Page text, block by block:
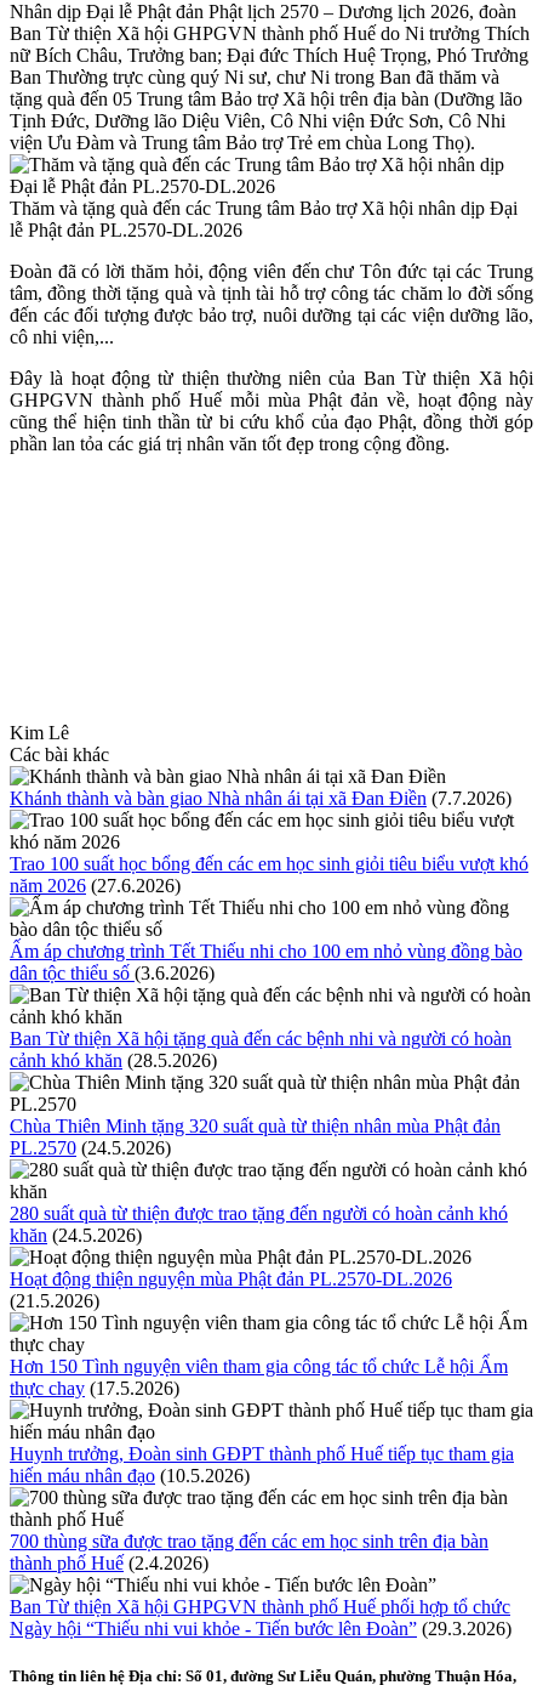
Nhân dịp Đại lễ Phật đản Phật lịch 2570 – Dương lịch 2026, đoàn
Ban Từ thiện Xã hội GHPGVN thành phố Huế do Ni trưởng Thích
nữ Bích Châu, Trưởng ban; Đại đức Thích Huệ Trọng, Phó Trưởng
Ban Thường trực cùng quý Ni sư, chư Ni trong Ban đã thăm và
tặng quà đến 05 Trung tâm Bảo trợ Xã hội trên địa bàn (Dưỡng lão
Tịnh Đức, Dưỡng lão Diệu Viên, Cô Nhi viện Đức Sơn, Cô Nhi
viện Ưu Đàm và Trung tâm Bảo trợ Trẻ em chùa Long Thọ).
Thăm và tặng quà đến các Trung tâm Bảo trợ Xã hội nhân dịp Đại
lễ Phật đản PL.2570-DL.2026
Đoàn đã có lời thăm hỏi, động viên đến chư Tôn đức tại các Trung
tâm, đồng thời tặng quà và tịnh tài hỗ trợ công tác chăm lo đời sống
đến các đối tượng được bảo trợ, nuôi dưỡng tại các viện dưỡng lão,
cô nhi viện,...
Đây là hoạt động từ thiện thường niên của Ban Từ thiện Xã hội
GHPGVN thành phố Huế mỗi mùa Phật đản về, hoạt động này
cũng thể hiện tinh thần từ bi cứu khổ của đạo Phật, đồng thời góp
phần lan tỏa các giá trị nhân văn tốt đẹp trong cộng đồng.
Kim Lê
Các bài khác
Khánh thành và bàn giao Nhà nhân ái tại xã Đan Điền (7.7.2026)
Trao 100 suất học bổng đến các em học sinh giỏi tiêu biểu vượt khó
năm 2026 (27.6.2026)
Ấm áp chương trình Tết Thiếu nhi cho 100 em nhỏ vùng đồng bào
dân tộc thiểu số (3.6.2026)
Ban Từ thiện Xã hội tặng quà đến các bệnh nhi và người có hoàn
cảnh khó khăn (28.5.2026)
Chùa Thiên Minh tặng 320 suất quà từ thiện nhân mùa Phật đản
PL.2570 (24.5.2026)
280 suất quà từ thiện được trao tặng đến người có hoàn cảnh khó
khăn (24.5.2026)
Hoạt động thiện nguyện mùa Phật đản PL.2570-DL.2026
(21.5.2026)
Hơn 150 Tình nguyện viên tham gia công tác tổ chức Lễ hội Ẩm
thực chay (17.5.2026)
Huynh trưởng, Đoàn sinh GĐPT thành phố Huế tiếp tục tham gia
hiến máu nhân đạo (10.5.2026)
700 thùng sữa được trao tặng đến các em học sinh trên địa bàn
thành phố Huế (2.4.2026)
Ban Từ thiện Xã hội GHPGVN thành phố Huế phối hợp tổ chức
Ngày hội “Thiếu nhi vui khỏe - Tiến bước lên Đoàn” (29.3.2026)
Thông tin liên hệ Địa chỉ: Số 01, đường Sư Liễu Quán, phường Thuận Hóa,